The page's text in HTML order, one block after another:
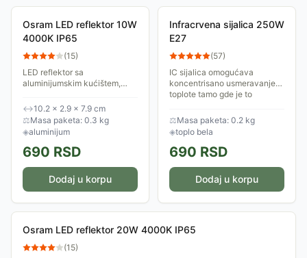
Osram LED reflektor 10W
4000K IP65
(15)
LED reflektor sa
aluminijumskim kućištem,
korišćenje na otvorenom,
zahvaljujući deklarisanom
IP65 stepenu zaštite. Daje...
↔10.2 × 2.9 × 7.9 cm
⚖Masa paketa: 0.3 kg
◈aluminijum
690 RSD
Dodaj u korpu
Infracrvena sijalica 250W
E27
(57)
IC sijalica omogućava
koncentrisano usmeravanje
toplote tamo gde je to
pretvara u toplotu.
⚖Masa paketa: 0.2 kg
◈toplo bela
690 RSD
Dodaj u korpu
Osram LED reflektor 20W 4000K IP65
(15)